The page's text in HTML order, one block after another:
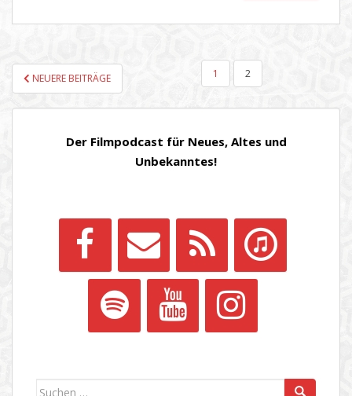
SEITENNUMMERIERUNG
DER
BEITRÄGE
NEUERE BEITRÄGE 1 2
Der Filmpodcast für Neues, Altes und
Unbekanntes!
Suchen